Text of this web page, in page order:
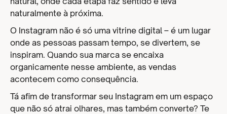
naturalmente à próxima.
O Instagram não é só uma vitrine digital – é um lugar
onde as pessoas passam tempo, se divertem, se
inspiram. Quando sua marca se encaixa
organicamente nesse ambiente, as vendas
acontecem como consequência.
Tá afim de transformar seu Instagram em um espaço
que não só atrai olhares, mas também converte? Te